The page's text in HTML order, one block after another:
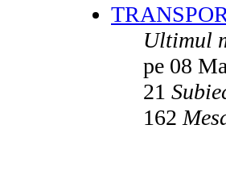
Ultimul
pe 08
21
162